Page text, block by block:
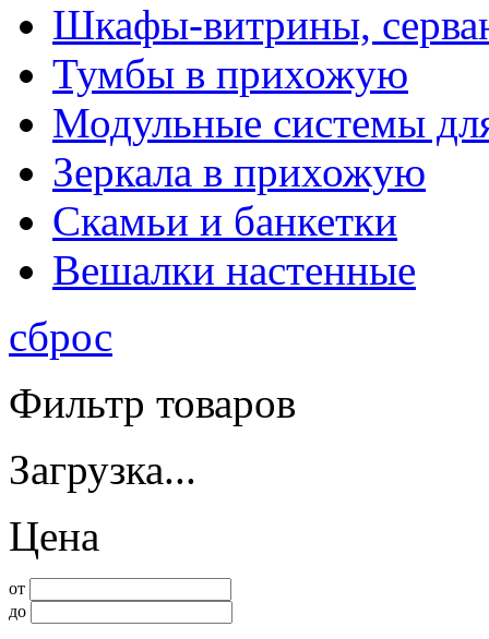
Шкафы-витрины,
Тумбы в прихожую
Модульные системы
Зеркала в прихожую
Скамьи и банкетки
Вешалки настенные
сброс
Фильтр товаров
Загрузка...
Цена
от
до